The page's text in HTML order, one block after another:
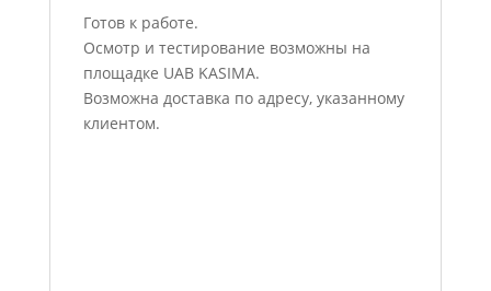
Готов к работе.
Осмотр и тестирование возможны на
площадке UAB KASIMA.
Возможна доставка по адресу, указанному
клиентом.